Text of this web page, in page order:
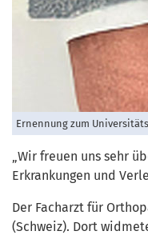
Ernennung zum
„Wir freuen uns sehr
Erkrankungen und
Der Facharzt für
(Schweiz). Dort